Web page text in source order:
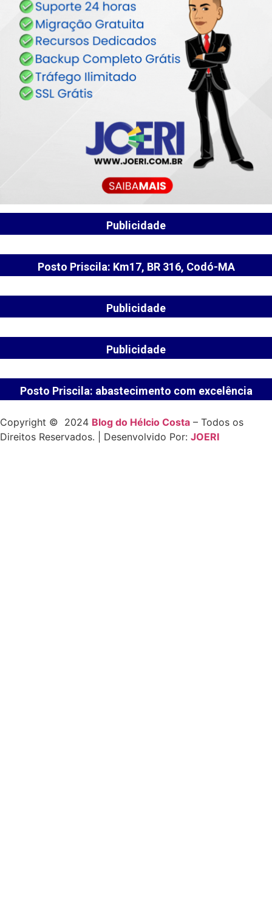
Publicidade
Posto Priscila: Km17, BR 316, Codó-MA
Publicidade
Publicidade
Posto Priscila: abastecimento com excelência
Copyright © 2024 Blog do Hélcio Costa – Todos os
Direitos Reservados. | Desenvolvido Por: JOERI